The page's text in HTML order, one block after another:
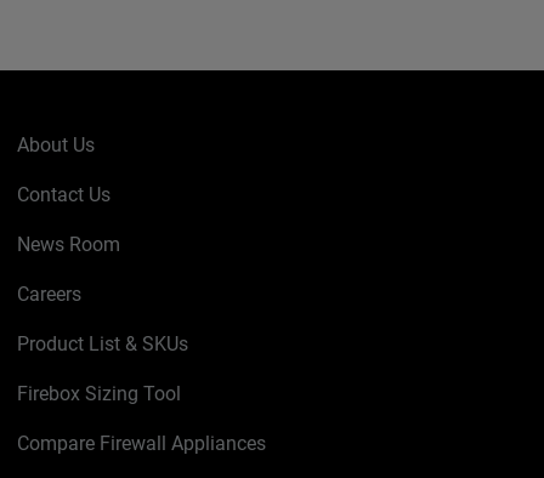
About Us
Contact Us
News Room
Careers
Product List & SKUs
Firebox Sizing Tool
Compare Firewall Appliances